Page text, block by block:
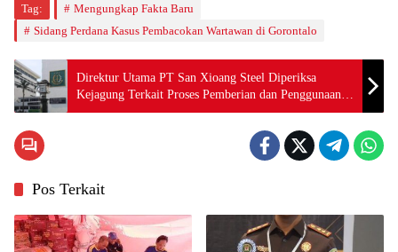
Tag:
Mengungkap Fakta Baru
Sidang Perdana Kasus Pembacokan Wartawan di Gorontalo
Direktur Utama PT San Xioang Steel Diperiksa
Kejagung Terkait Proses Pemberian dan Penggunaan
Fasilitas Kredit dari PT. Bank Mandiri (Persero) Tbk.
Pos Terkait